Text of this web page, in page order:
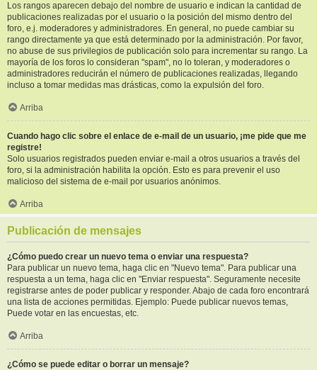
Los rangos aparecen debajo del nombre de usuario e indican la cantidad de
publicaciones realizadas por el usuario o la posición del mismo dentro del
foro, e.j. moderadores y administradores. En general, no puede cambiar su
rango directamente ya que está determinado por la administración. Por favor,
no abuse de sus privilegios de publicación solo para incrementar su rango. La
mayoría de los foros lo consideran "spam", no lo toleran, y moderadores o
administradores reducirán el número de publicaciones realizadas, llegando
incluso a tomar medidas mas drásticas, como la expulsión del foro.
Arriba
Cuando hago clic sobre el enlace de e-mail de un usuario, ¡me pide que me
registre!
Solo usuarios registrados pueden enviar e-mail a otros usuarios a través del
foro, si la administración habilita la opción. Esto es para prevenir el uso
malicioso del sistema de e-mail por usuarios anónimos.
Arriba
Publicación de mensajes
¿Cómo puedo crear un nuevo tema o enviar una respuesta?
Para publicar un nuevo tema, haga clic en "Nuevo tema". Para publicar una
respuesta a un tema, haga clic en "Enviar respuesta". Seguramente necesite
registrarse antes de poder publicar y responder. Abajo de cada foro encontrará
una lista de acciones permitidas. Ejemplo: Puede publicar nuevos temas,
Puede votar en las encuestas, etc.
Arriba
¿Cómo se puede editar o borrar un mensaje?